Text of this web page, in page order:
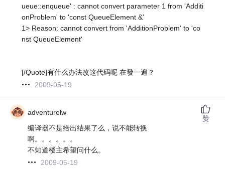
ueue::enqueue' : cannot convert parameter 1 from 'Additi
onProblem' to 'const QueueElement &'
1> Reason: cannot convert from 'AdditionProblem' to 'co
nst QueueElement'
[/Quote]有什么办法改这代码呢 在發一遍？
2009-05-19
adventurelw
编译器不是给出结果了么，说不能转换
啊。。。。。。
不知道楼主希望问什么。
2009-05-19
赞